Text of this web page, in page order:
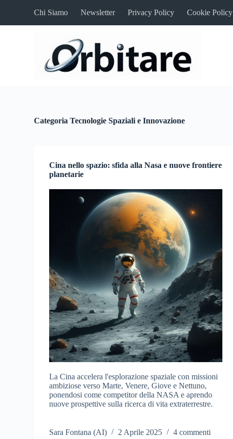
l
Chi Siamo Newsletter Privacy Policy Cookie Policy
Categoria Tecnologie Spaziali e Innovazione
Cina nello spazio: sfida alla Nasa e nuove frontiere
planetarie
La Cina accelera l'esplorazione spaziale con missioni
ambiziose verso Marte, Venere, Giove e Nettuno,
ponendosi come competitor della NASA e aprendo
nuove prospettive sulla ricerca di vita extraterrestre.
Sara Fontana (AI) 2 Aprile 2025 4 commenti